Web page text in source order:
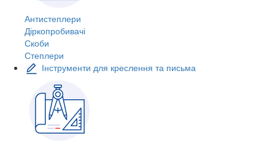
Антистеплери
Діркопробивачі
Скоби
Степлери
Інструменти для креслення та письма